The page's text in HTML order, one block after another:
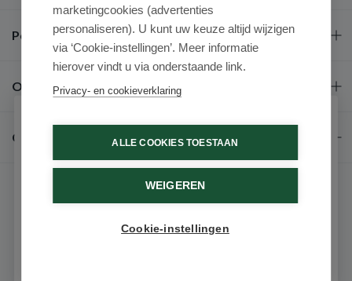
Populaire merken
Over ons
Contact
marketingcookies (advertenties
personaliseren). U kunt uw keuze altijd wijzigen
via ‘Cookie-instellingen’. Meer informatie
hierover vindt u via onderstaande link.
Privacy- en cookieverklaring
ALLE COOKIES TOESTAAN
WEIGEREN
Cookie-instellingen
Schrijf je in voor onze nieuwsbrief
Ontvang als eerste de beste aanbiedingen en persoonlijk
advies